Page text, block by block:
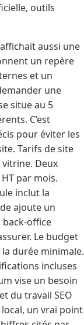
outils
aussi une
un repère
et un
une
situe au 5
C’est
pour éviter les
Tarifs de site
Deux
par mois.
inclut la
ajoute un
back-office
Le budget
durée minimale.
incluses
vise un besoin
du travail SEO
un vrai point